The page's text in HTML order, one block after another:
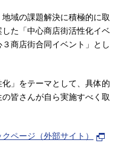
域の課題解決に積極的に取
た「中心商店街活性化イベ
商店街合同イベント」とし
」をテーマとして、具体的
皆さんが自ら実施すべく取
ページ（外部サイト）